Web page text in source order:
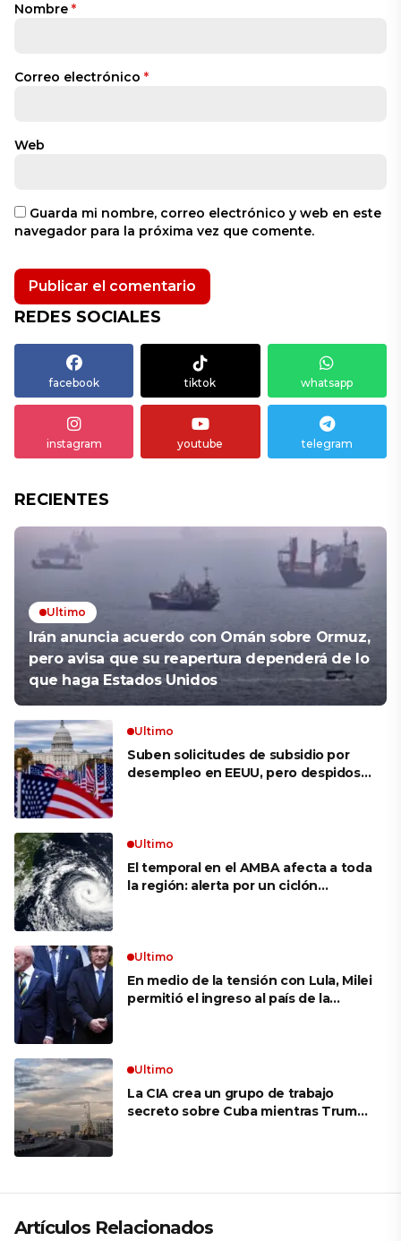
Nombre *
Correo electrónico *
Web
Guarda mi nombre, correo electrónico y web en este
navegador para la próxima vez que comente.
REDES SOCIALES
facebook tiktok whatsapp
instagram youtube telegram
RECIENTES
Ultimo
Irán anuncia acuerdo con Omán sobre Ormuz,
pero avisa que su reapertura dependerá de lo
que haga Estados Unidos
Ultimo
Suben solicitudes de subsidio por
desempleo en EEUU, pero despidos
Ultimo
El temporal en el AMBA afecta a toda
la región: alerta por un ciclón
Ultimo
En medio de la tensión con Lula, Milei
permitió el ingreso al país de la
Ultimo
La CIA crea un grupo de trabajo
secreto sobre Cuba mientras Trump
Artículos Relacionados